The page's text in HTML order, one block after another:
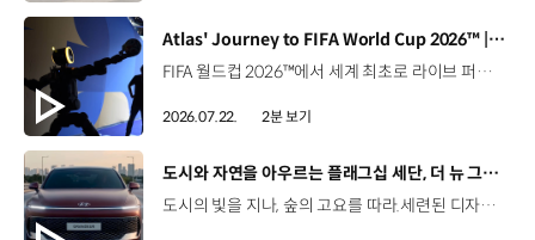
[동영상]
Atlas' Journey to FIFA World Cup 2026™ | 보스턴 다이나믹스
FIFA 월드컵 2026™에서 세계 최초로 라이브 퍼포먼스를 선보인 아틀라스.그 현장을 완성한 시니어 프로그램 매니저 세스 데이비스(Seth Davis)가 전하는 퍼포먼스의 비하인드 스토리를 만나보세요. 인터뷰 전문 보기 ▶ 자세히 보기 ▶ #현대자동차 #보스턴다이나믹스 #아틀라스 #로보틱스 #BostonDynamics #Atlas #Robotics #NextStartsNow
2026.07.22. 2분 보기
[동영상]
도시와 자연을 아우르는 플래그십 세단, 더 뉴 그랜저
도시의 빛을 지나, 숲의 고요를 따라.세련된 디자인과 정제된 주행 감각으로모든 순간을 편안하게 완성하는 더 뉴 그랜저를 만나보세요. *본 영상은 AI를 활용해 제작했습니다. #현대자동차 #더뉴그랜저 #플래그십세단 #그랜저 #플레오스커넥트